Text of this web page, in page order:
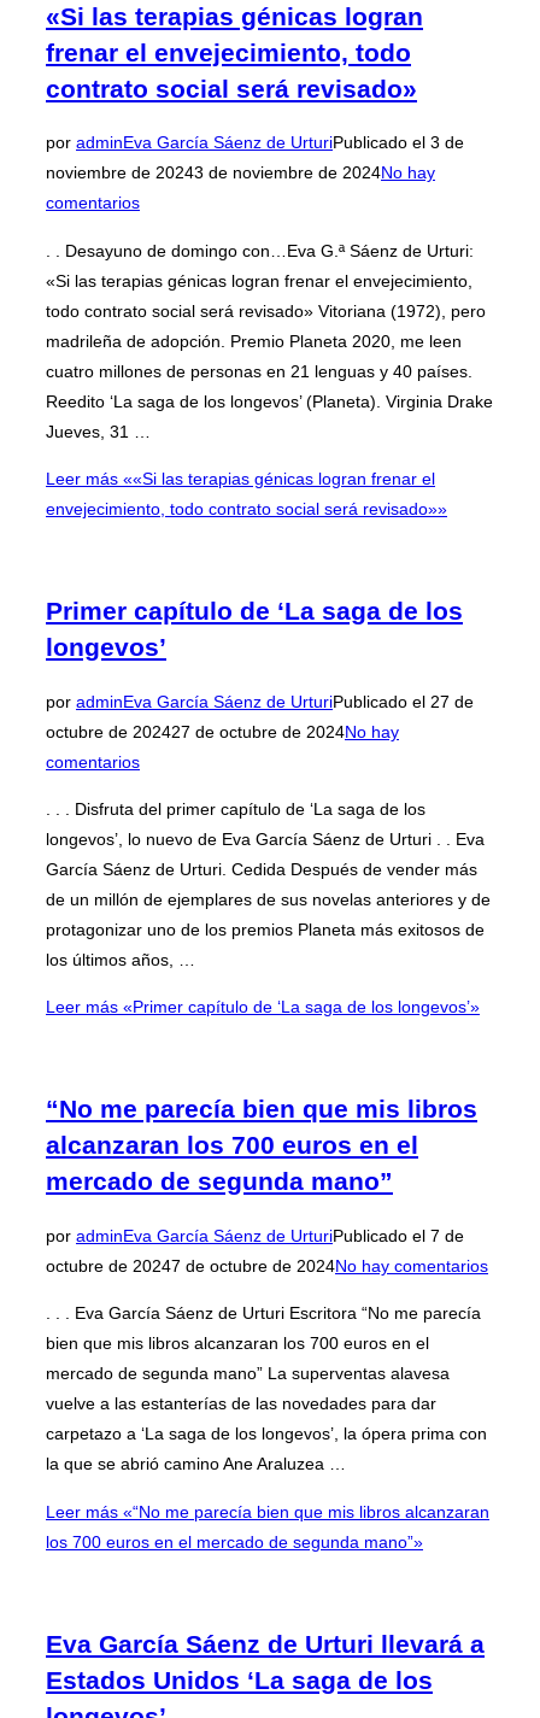
«Si las terapias génicas logran
frenar el envejecimiento, todo
contrato social será revisado»
por adminEva García Sáenz de UrturiPublicado el 3 de
noviembre de 20243 de noviembre de 2024No hay
comentarios
. . Desayuno de domingo con…Eva G.ª Sáenz de Urturi:
«Si las terapias génicas logran frenar el envejecimiento,
todo contrato social será revisado» Vitoriana (1972), pero
madrileña de adopción. Premio Planeta 2020, me leen
cuatro millones de personas en 21 lenguas y 40 países.
Reedito ‘La saga de los longevos’ (Planeta). Virginia Drake
Jueves, 31 …
Leer más ««Si las terapias génicas logran frenar el
envejecimiento, todo contrato social será revisado»»
Primer capítulo de ‘La saga de los
longevos’
por adminEva García Sáenz de UrturiPublicado el 27 de
octubre de 202427 de octubre de 2024No hay
comentarios
. . . Disfruta del primer capítulo de ‘La saga de los
longevos’, lo nuevo de Eva García Sáenz de Urturi . . Eva
García Sáenz de Urturi. Cedida Después de vender más
de un millón de ejemplares de sus novelas anteriores y de
protagonizar uno de los premios Planeta más exitosos de
los últimos años, …
Leer más «Primer capítulo de ‘La saga de los longevos’»
“No me parecía bien que mis libros
alcanzaran los 700 euros en el
mercado de segunda mano”
por adminEva García Sáenz de UrturiPublicado el 7 de
octubre de 20247 de octubre de 2024No hay comentarios
. . . Eva García Sáenz de Urturi Escritora “No me parecía
bien que mis libros alcanzaran los 700 euros en el
mercado de segunda mano” La superventas alavesa
vuelve a las estanterías de las novedades para dar
carpetazo a ‘La saga de los longevos’, la ópera prima con
la que se abrió camino Ane Araluzea …
Leer más «“No me parecía bien que mis libros alcanzaran
los 700 euros en el mercado de segunda mano”»
Eva García Sáenz de Urturi llevará a
Estados Unidos ‘La saga de los